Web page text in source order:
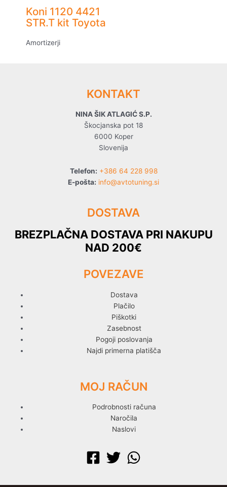
Koni 1120 4421
STR.T kit Toyota
Amortizerji
KONTAKT
NINA ŠIK ATLAGIĆ S.P.
Škocjanska pot 18
6000 Koper
Slovenija
Telefon: +386 64 228 998
E-pošta: info@avtotuning.si
DOSTAVA
BREZPLAČNA DOSTAVA PRI NAKUPU
NAD 200€
POVEZAVE
Dostava
Plačilo
Piškotki
Zasebnost
Pogoji poslovanja
Najdi primerna platišča
MOJ RAČUN
Podrobnosti računa
Naročila
Naslovi